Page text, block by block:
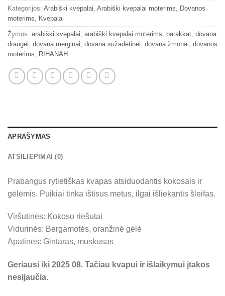
Kategorijos: Arabiški kvepalai Arabiški kvepalai moterims
Dovanos
moterims
Kvepalai
Žymos: arabiški kvepalai arabiški kvepalai moterims barakkat dovana
draugei dovana merginai dovana sužadėtinei dovana žmonai dovanos
moterims
RIHANAH
APRAŠYMAS
ATSILIEPIMAI (0)
Prabangus rytietiškas kvapas atsiduodantis kokosais ir
gėlėmis. Puikiai tinka ištisus metus, ilgai išliekantis šleifas.
Viršutinės: Kokoso riešutai
Vidurinės: Bergamotės, oranžinė gėlė
Apatinės: Gintaras, muskusas
Geriausi iki 2025 08. Tačiau kvapui ir išlaikymui įtakos
nesijaučia.